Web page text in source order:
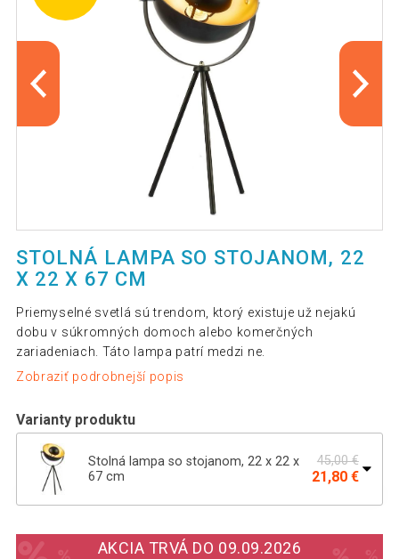
STOLNÁ LAMPA SO STOJANOM, 22
X 22 X 67 CM
Priemyselné svetlá sú trendom, ktorý existuje už nejakú
dobu v súkromných domoch alebo komerčných
zariadeniach. Táto lampa patrí medzi ne.
Zobraziť podrobnejší popis
Varianty produktu
Stolná lampa so stojanom, 22 x 22 x
67 cm
45,00 €
21,80 €
AKCIA TRVÁ DO 09.09.2026